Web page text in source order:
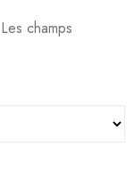
Les champs